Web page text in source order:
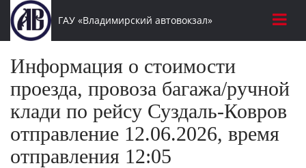
ГАУ «Владимирский автовокзал»
Информация о стоимости
проезда, провоза багажа/ручной
клади по рейсу Суздаль-Ковров
отправление 12.06.2026, время
отправления 12:05